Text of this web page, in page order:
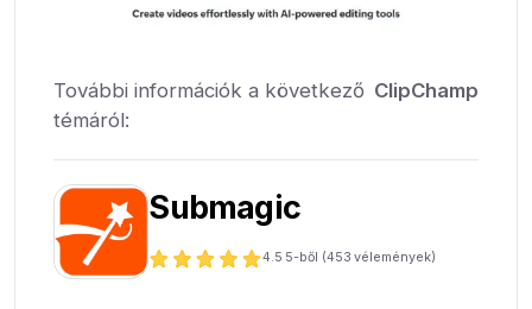
További információk a következő
témáról:
ClipChamp
Submagic
4.5 5-ből (453 vélemények)